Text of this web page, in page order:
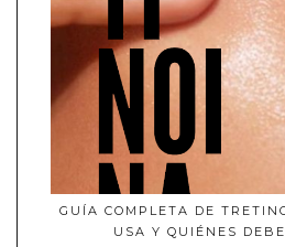
GUÍA COMPLETA DE
USA Y QUIÉNES